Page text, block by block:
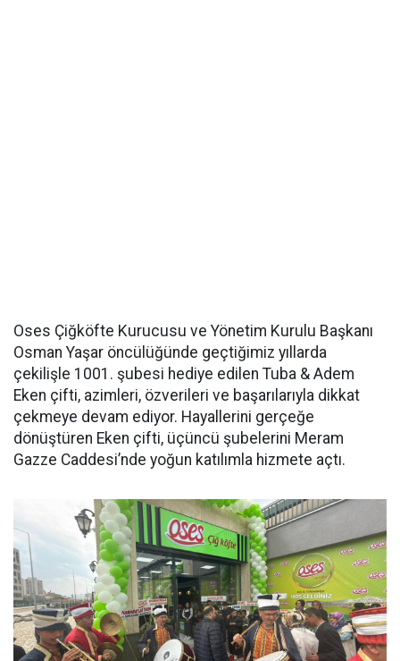
Oses Çiğköfte Kurucusu ve Yönetim Kurulu Başkanı
Osman Yaşar öncülüğünde geçtiğimiz yıllarda
çekilişle 1001. şubesi hediye edilen Tuba & Adem
Eken çifti, azimleri, özverileri ve başarılarıyla dikkat
çekmeye devam ediyor. Hayallerini gerçeğe
dönüştüren Eken çifti, üçüncü şubelerini Meram
Gazze Caddesi’nde yoğun katılımla hizmete açtı.